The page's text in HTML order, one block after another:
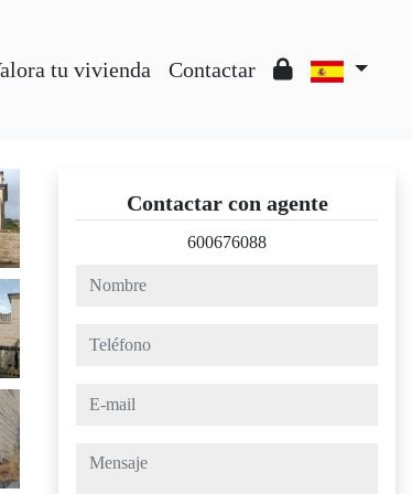
tu vivienda Contactar
Contactar con agente
600676088
nombre
teléfono
e-mail
mensaje